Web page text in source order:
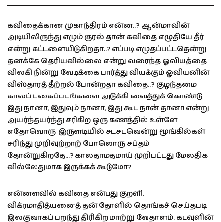
கவிதைக்கான முகாந்திரம் என்ன..? ஆன்மாவின்
அடியிலிருந்து எழும் குரல் தான் கவிதை எழுதியே தீர்
என்று கட்டளையிடுகிறதா..? எப்படி எழுதப்பட்டதென்று
தனக்கே தெரியவில்லை என்று வரைந்த ஓவியத்தை
விலகி நின்று வேடிக்கை பார்த்து வியக்கும் ஓவியனின்
விஸ்தாரத் தீற்றல் போன்றதா கவிதை..? குழந்தமை
காலப் புகைப்படங்களை அடுக்கி வைத்துக் கொண்டு
இது நானா, இதுவும் நானா, இது கூட நான் தானா என்று
அயர்ந்தயர்ந்து சரிகிற ஒரு கணத்தில் உள்ளே
எதோவொரு இருளடியில் சடசடவென்று மூங்கில்கள்
சரிந்து முறிவுற்றாற் போலொரு சப்தம்
தோன்றுகிறதே…? காலதாமதமாய் முறிபட்டது மேலதிக
வில்லேதுமாக இருக்கக் கூடுமோ?
என்னளவில் கவிதை என்பது குறளி.
விக்ரமாதித்யனைத் தன் தோளில் தொங்கச் செய்தபடி
இலகுவாகப் பறந்து திரிகிற மாற்று வேதாளம். கடவுளின்